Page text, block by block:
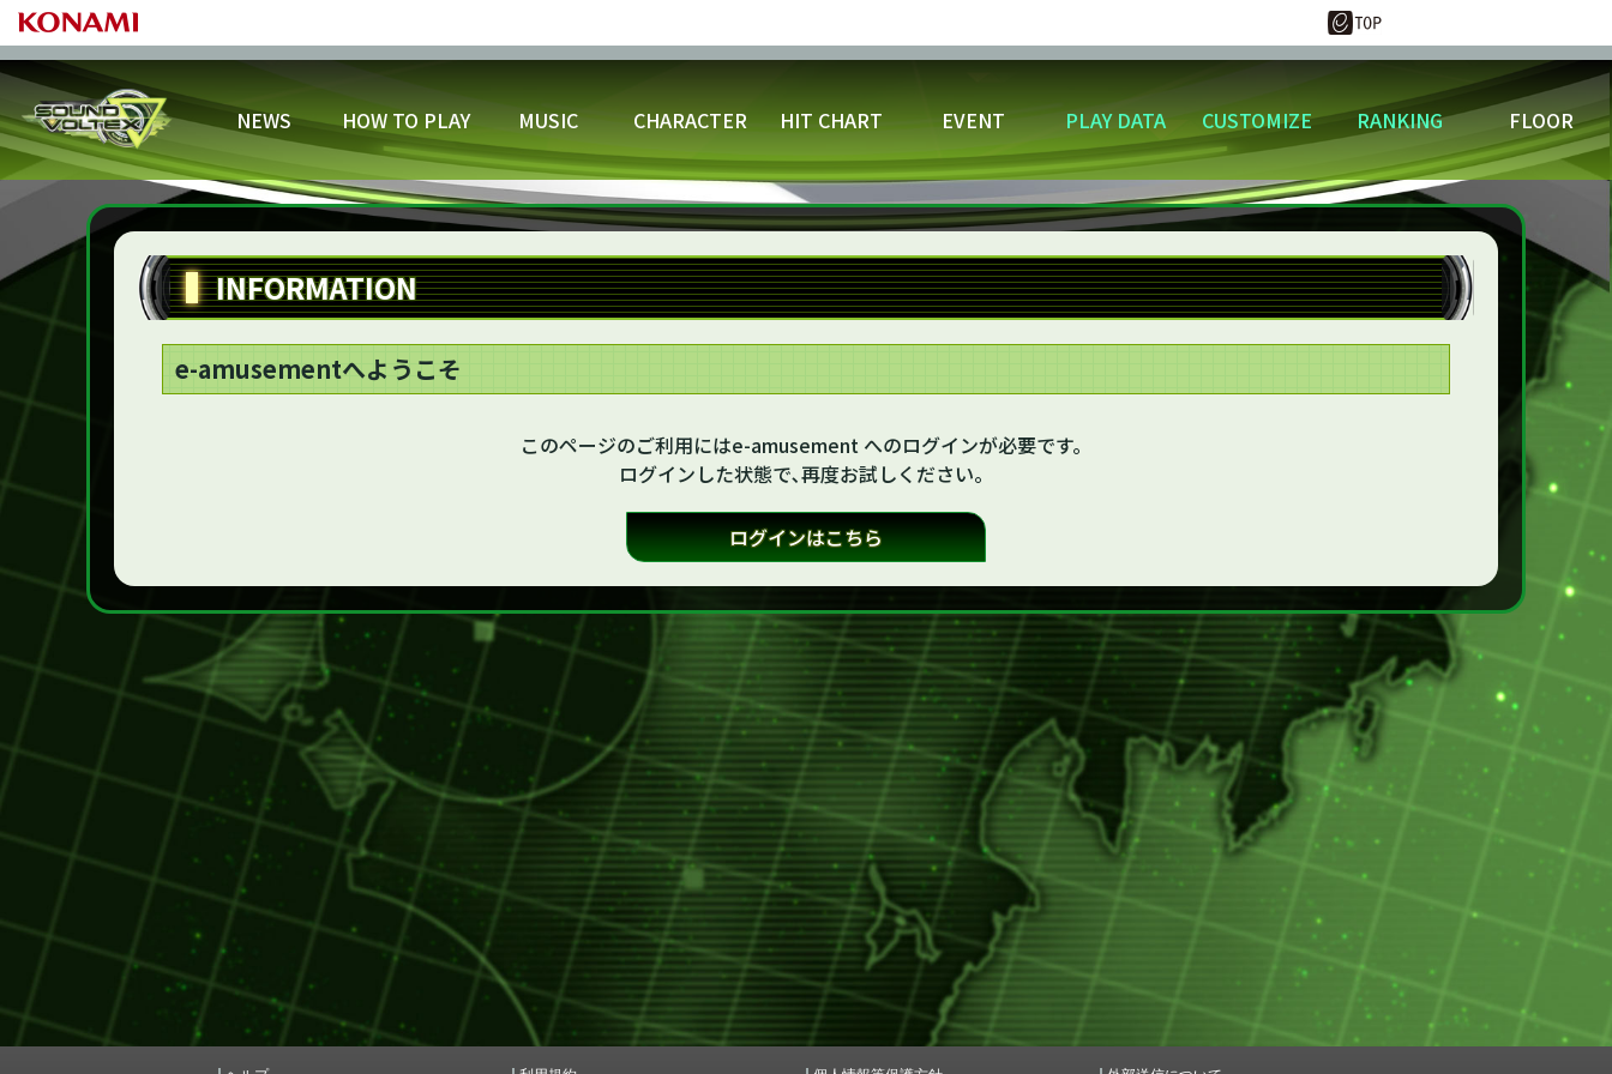
NEWS HOW TO PLAY
基本の遊び方 ゲームモードを選ぼう！ ゲームプレーを楽しもう！ ネメシスクルーとは
アリーナバトルを遊ぼう！ スキルアナライザーで遊ぼう！
MUSIC CHARACTER HIT CHART EVENT
開催中のイベント・キャンペーン VARIANT GATE
PLAY DATA
プロフィール 楽曲データ スコアデータ/CSVダウンロード
スキルアナライザー アピールカード ヴァルキリージェネレーター プレミアムジェネレーター
CUSTOMIZE
カスタマイズ プレーヤーネーム変更 アピール称号変更 スキル称号変更
RANKING
スコアランキング ウィークリースコアアタック バトルランキング
FLOOR
INFORMATION
e-amusementへようこそ
このページのご利用にはe-amusement へのログインが必要です。
ログインした状態で､再度お試しください。
ログインはこちら